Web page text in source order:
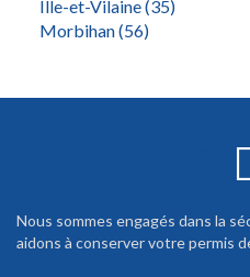
Ille-et-Vilaine (35)
Morbihan (56)
Nous sommes engagés dans la
aidons à conserver votre permis